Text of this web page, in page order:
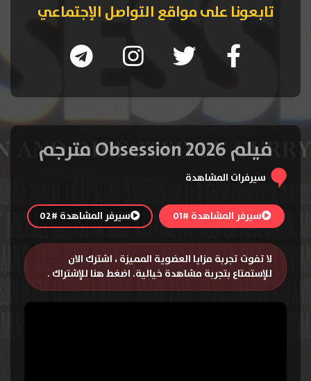
تابعونا على مواقع التواصل الإجتماعي
فيلم Obsession 2026 مترجم
سيرفرات المشاهدة
سيرفر المشاهدة #01 سيرفر المشاهدة #02
لا تفوت تجربة مزايا العضوية المميزة ، اشترك الان
للإستمتاع بتجربة مشاهدة خيالية. اضغط هنا للإشتراك .